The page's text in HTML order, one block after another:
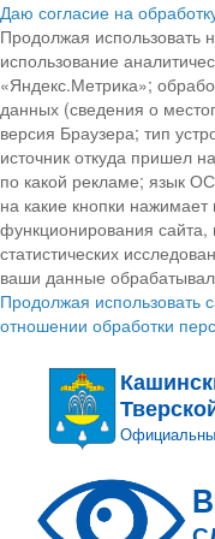
Даю согласие на
Продолжая использовать
использование
«Яндекс.Метрика»;
данных (сведения о
версия Браузера; тип
источник откуда пришел
по какой рекламе; язык
на какие кнопки
функционирования сайта,
статистических
ваши данные
Продолжая использовать
отношении обработки